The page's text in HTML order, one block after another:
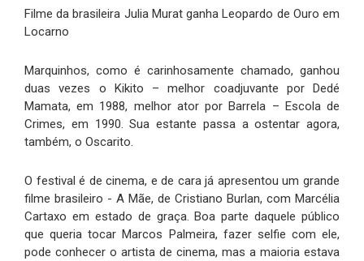
Filme da brasileira Julia Murat ganha Leopardo de Ouro em
Locarno
Marquinhos, como é carinhosamente chamado, ganhou
duas vezes o Kikito – melhor coadjuvante por Dedé
Mamata, em 1988, melhor ator por Barrela – Escola de
Crimes, em 1990. Sua estante passa a ostentar agora,
também, o Oscarito.
O festival é de cinema, e de cara já apresentou um grande
filme brasileiro - A Mãe, de Cristiano Burlan, com Marcélia
Cartaxo em estado de graça. Boa parte daquele público
que queria tocar Marcos Palmeira, fazer selfie com ele,
pode conhecer o artista de cinema, mas a maioria estava